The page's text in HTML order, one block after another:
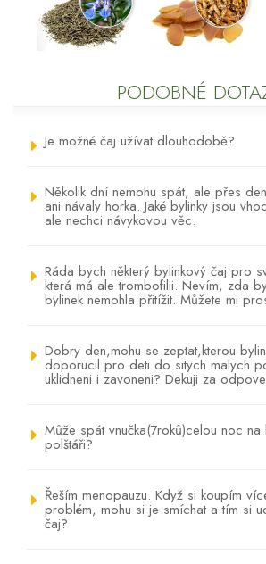
PODOBNÉ
Je možné čaj užívat dlouhodobě?
Několik dní nemohu spát, ale přes
ani návaly horka. Jaké bylinky jsou
ale nechci návykovou věc.
Ráda bych některý bylinkový čaj pro
která má ale trombofilii. Nevím, zda
bylinek nemohla přitížit. Můžete mi
Dobry den,mohu se zeptat,kterou
doporucil pro deti do sitych malych
uklidneni i zavoneni? Dekuji za
Může spát vnučka(7roků)celou noc na
polštáři?
Řeším menopauzu. Když si koupím
problém, mohu si je smíchat a tím si
čaj?